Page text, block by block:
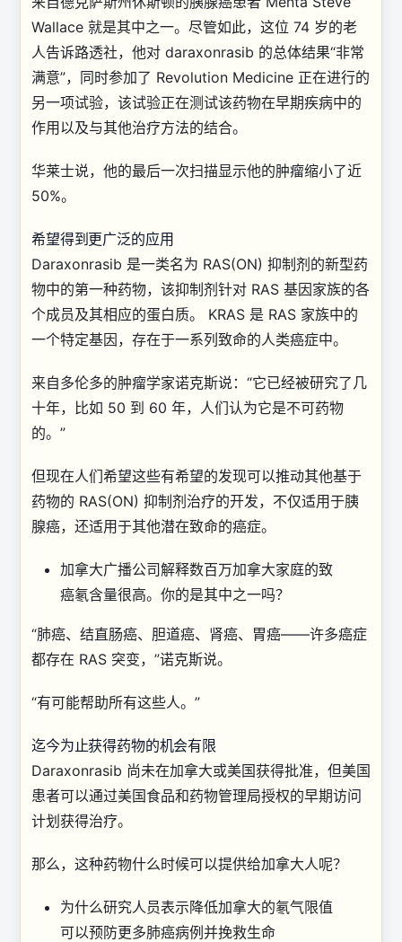
Wallace 就是其中之一。尽管如此，这位 74 岁的老
人告诉路透社，他对 daraxonrasib 的总体结果“非常
满意”，同时参加了 Revolution Medicine 正在进行的
另一项试验，该试验正在测试该药物在早期疾病中的
作用以及与其他治疗方法的结合。
华莱士说，他的最后一次扫描显示他的肿瘤缩小了近
50%。
希望得到更广泛的应用
Daraxonrasib 是一类名为 RAS(ON) 抑制剂的新型药
物中的第一种药物，该抑制剂针对 RAS 基因家族的各
个成员及其相应的蛋白质。 KRAS 是 RAS 家族中的
一个特定基因，存在于一系列致命的人类癌症中。
来自多伦多的肿瘤学家诺克斯说：“它已经被研究了几
十年，比如 50 到 60 年，人们认为它是不可药物
的。”
但现在人们希望这些有希望的发现可以推动其他基于
药物的 RAS(ON) 抑制剂治疗的开发，不仅适用于胰
腺癌，还适用于其他潜在致命的癌症。
加拿大广播公司解释数百万加拿大家庭的致
癌氡含量很高。你的是其中之一吗？
“肺癌、结直肠癌、胆道癌、肾癌、胃癌——许多癌症
都存在 RAS 突变，”诺克斯说。
“有可能帮助所有这些人。”
迄今为止获得药物的机会有限
Daraxonrasib 尚未在加拿大或美国获得批准，但美国
患者可以通过美国食品和药物管理局授权的早期访问
计划获得治疗。
那么，这种药物什么时候可以提供给加拿大人呢？
为什么研究人员表示降低加拿大的氡气限值
可以预防更多肺癌病例并挽救生命